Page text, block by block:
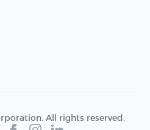
All rights reserved.